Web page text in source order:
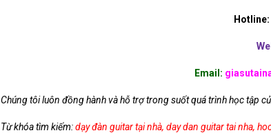
Hotline:
Email:
Chúng tôi luôn đồng hành và hỗ trợ trong suốt quá trình học tập
Từ khóa tìm kiếm:dạy đàn guitar tại nhà, day dan guitar tai nha,